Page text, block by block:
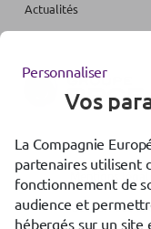
Actualités
Accessibilité :
Mentions
Gestion des
Personnaliser
Vos
La Compagnie
partenaires utilisent
fonctionnement de
audience et
hébergés sur un site